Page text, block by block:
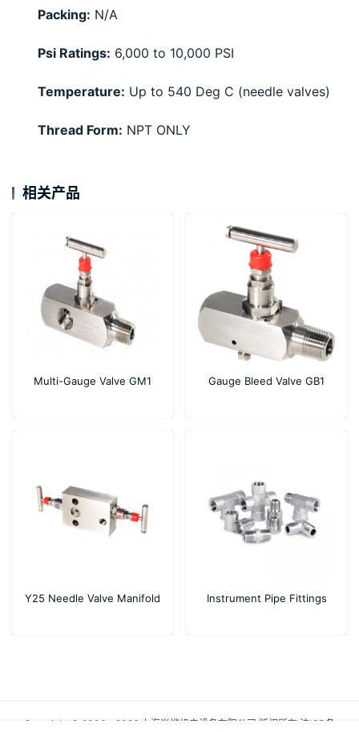
Packing: N/A
Psi Ratings: 6,000 to 10,000 PSI
Temperature: Up to 540 Deg C (needle valves)
Thread Form: NPT ONLY
相关产品
Multi-Gauge Valve GM1 Gauge Bleed Valve GB1
Y25 Needle Valve Manifold Instrument Pipe Fittings
Copyright © 2006 - 2026 上海尚烨机电设备有限公司 版权所有 沪ICP备